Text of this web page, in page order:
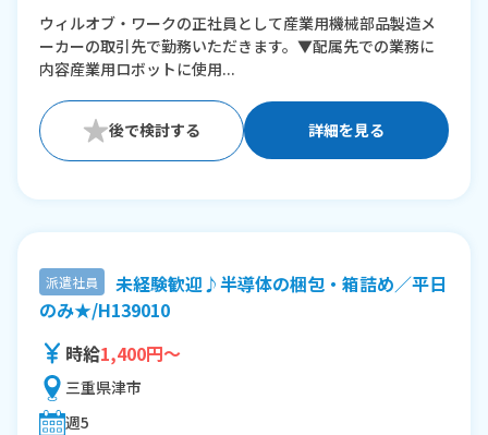
※残業：20〜30時間程度/月
ウィルオブ・ワークの正社員として産業用機械部品製造メ
ーカーの取引先で勤務いただきます。▼配属先での業務に
内容産業用ロボットに使用...
詳細を見る
派遣社員
未経験歓迎♪半導体の梱包・箱詰め／平日
のみ★/H139010
時給1,400円～
三重県津市
週5